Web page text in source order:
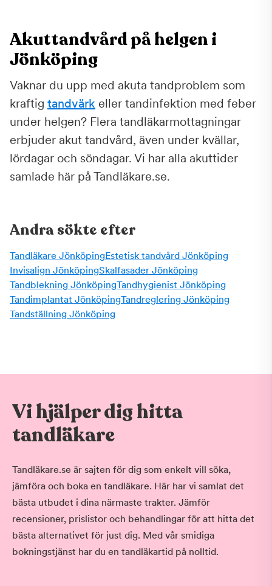
Akuttandvård på helgen i
Jönköping
Vaknar du upp med akuta tandproblem som
kraftig tandvärk eller tandinfektion med feber
under helgen? Flera tandläkarmottagningar
erbjuder akut tandvård, även under kvällar,
lördagar och söndagar. Vi har alla akuttider
samlade här på Tandläkare.se.
Andra sökte efter
Tandläkare JönköpingEstetisk tandvård Jönköping
Invisalign JönköpingSkalfasader Jönköping
Tandblekning JönköpingTandhygienist Jönköping
Tandimplantat JönköpingTandreglering Jönköping
Tandställning Jönköping
Vi hjälper dig hitta
tandläkare
Tandläkare.se är sajten för dig som enkelt vill söka,
jämföra och boka en tandläkare. Här har vi samlat det
bästa utbudet i dina närmaste trakter. Jämför
recensioner, prislistor och behandlingar för att hitta det
bästa alternativet för just dig. Med vår smidiga
bokningstjänst har du en tandläkartid på nolltid.